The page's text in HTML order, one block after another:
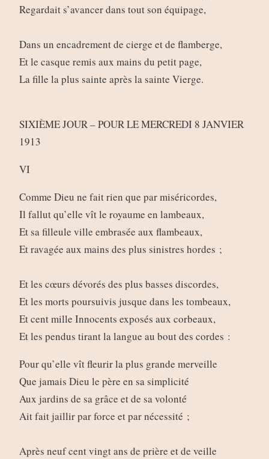
Regardait s’avancer dans tout son équipage,
Dans un encadrement de cierge et de flamberge,
Et le casque remis aux mains du petit page,
La fille la plus sainte après la sainte Vierge.
SIXIÈME JOUR – POUR LE MERCREDI 8 JANVIER
1913
VI
Comme Dieu ne fait rien que par miséricordes,
Il fallut qu’elle vît le royaume en lambeaux,
Et sa filleule ville embrasée aux flambeaux,
Et ravagée aux mains des plus sinistres hordes ;
Et les cœurs dévorés des plus basses discordes,
Et les morts poursuivis jusque dans les tombeaux,
Et cent mille Innocents exposés aux corbeaux,
Et les pendus tirant la langue au bout des cordes :
Pour qu’elle vît fleurir la plus grande merveille
Que jamais Dieu le père en sa simplicité
Aux jardins de sa grâce et de sa volonté
Ait fait jaillir par force et par nécessité ;
Après neuf cent vingt ans de prière et de veille